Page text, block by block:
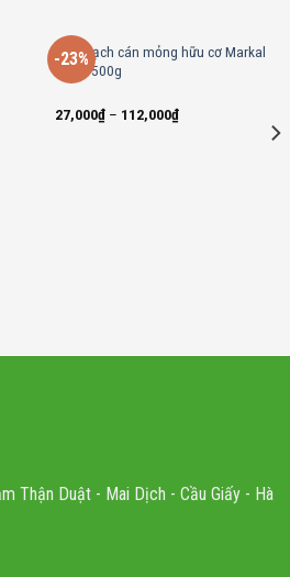
-23%
Yến mạch cán mỏng hữu cơ Markal
100g/500g
27,000₫– 112,000₫
Thận Duật - Mai Dịch - Cầu Giấy - Hà